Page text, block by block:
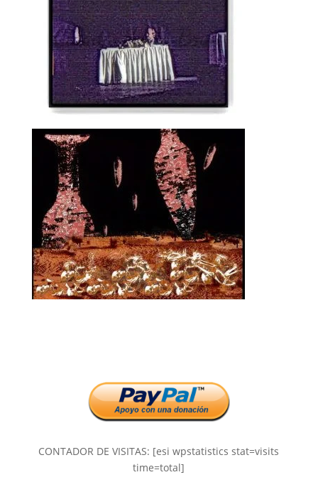
CONTADOR DE VISITAS: [esi wpstatistics stat=visits
time=total]